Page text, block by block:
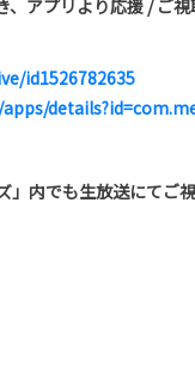
アプリより応援 / ご視
id1526782635
内でも生放送にてご視